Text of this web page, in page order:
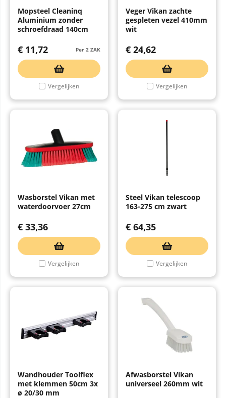
Mopsteel Cleaninq
Aluminium zonder
schroefdraad 140cm
Per 2 ZAK
€ 11,72
Vergelijken
Veger Vikan zachte
gespleten vezel 410mm
wit
€ 24,62
Vergelijken
Wasborstel Vikan met
waterdoorvoer 27cm
€ 33,36
Vergelijken
Steel Vikan telescoop
163-275 cm zwart
€ 64,35
Vergelijken
Wandhouder Toolflex
met klemmen 50cm 3x
ø 20/30 mm
Afwasborstel Vikan
universeel 260mm wit